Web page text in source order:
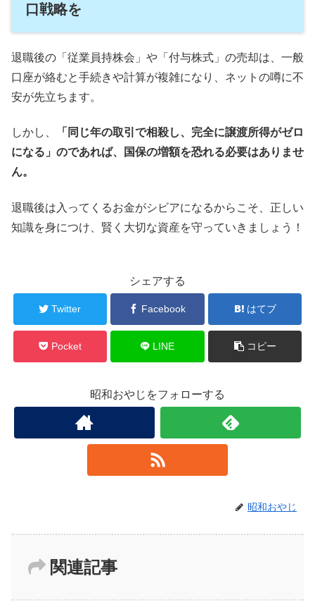
口戦略を
退職後の「従業員持株会」や「付与株式」の売却は、一般
口座が絡むと手続きや計算が複雑になり、ネットの噂に不
安が先立ちます。
しかし、
「同じ年の取引で相殺し、完全に譲渡所得がゼロ
になる」のであれば、国保の増額を恐れる必要はありませ
ん。
退職後は入ってくるお金がシビアになるからこそ、正しい
知識を身につけ、賢く大切な資産を守っていきましょう！
シェアする
Twitter Facebook はてブ
Pocket LINE コピー
昭和おやじをフォローする
昭和おやじ
関連記事